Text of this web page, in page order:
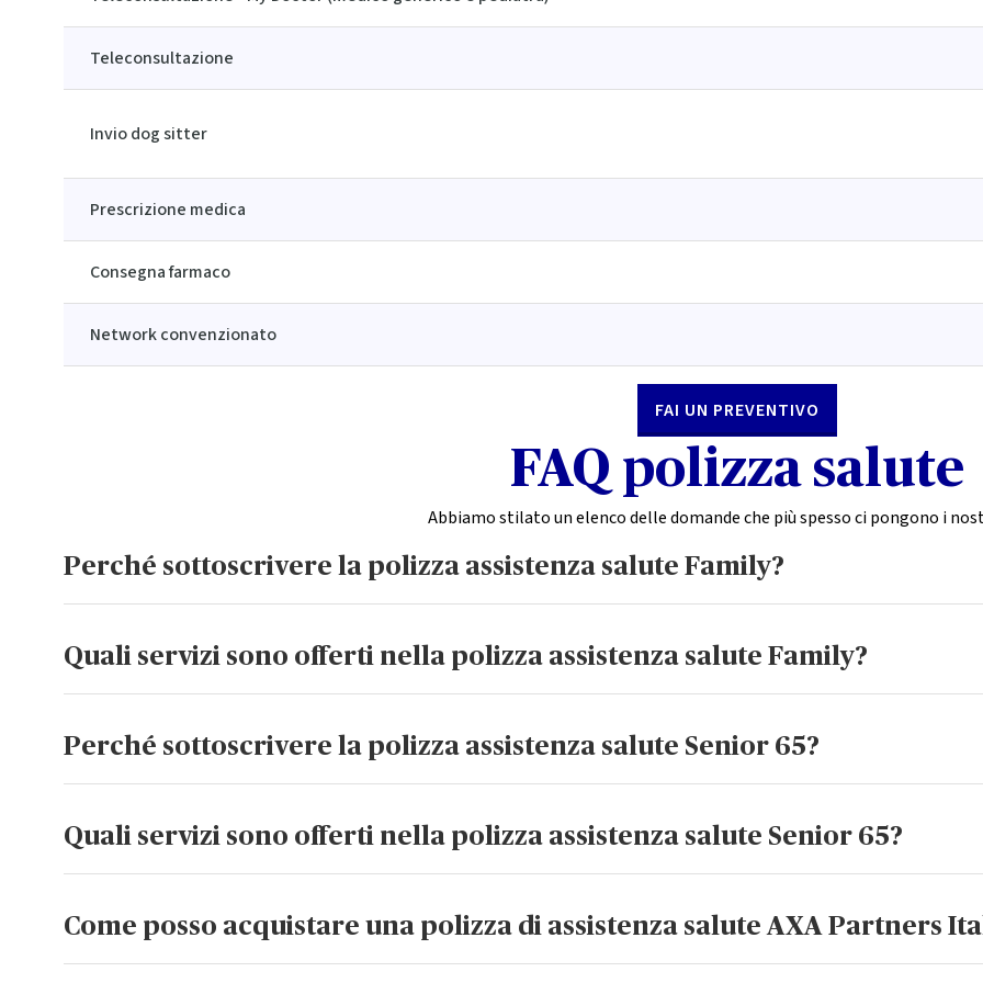
Teleconsultazione
Invio dog sitter
Prescrizione medica
Consegna farmaco
Network convenzionato
FAI UN PREVENTIVO
FAQ polizza salute
Abbiamo stilato un elenco delle domande che più spesso ci pongono i
Perché sottoscrivere la polizza assistenza salute Family?
genitore con bambini o ragazzi adolescenti, una coppia in attesa o con un neonato, oppure una coppia giovane che vuole
disposizione un aiuto concreto, in caso di infortunio a un membro del nucleo familiare.
Quali servizi sono offerti nella polizza assistenza salute Family?
direttamente a domicilio; servizi a supporto della quotidianità, come invio di baby sitter o dog sitter qualificati,
con tariffe agevolate e molto altro ancora. Consulta il Set Informativo per l’elenco completo di tutte le prestazioni incluse.
Perché sottoscrivere la polizza assistenza salute Senior 65?
o caregiver che vogliono garantire ai propri cari un aiuto concreto, affidabile e immediato.
Quali servizi sono offerti nella polizza assistenza salute Senior 65?
direttamente al domicilio, promemoria terapeutico personalizzato, servizio di Second Opinion e servizi di assistenza
molto altro ancora. Consulta il Set Informativo per l’elenco completo di tutte le prestazioni incluse.
Come posso acquistare una polizza di assistenza salute AXA Partners